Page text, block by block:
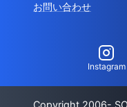
お問い合わせ
Instagram